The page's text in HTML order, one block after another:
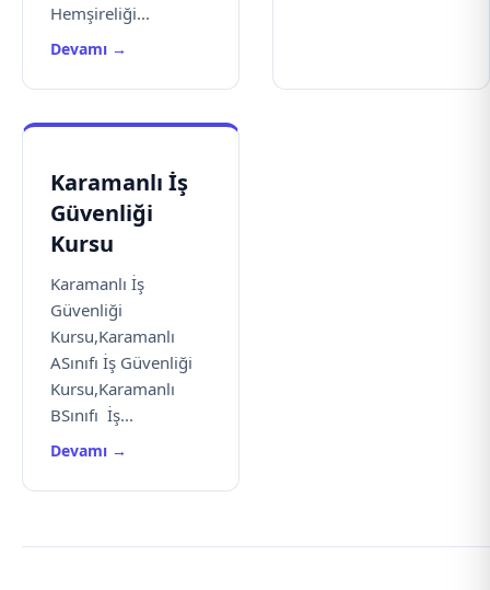
Hemşireliği...
Devamı →
Karamanlı İş
Güvenliği
Kursu
Karamanlı İş
Güvenliği
Kursu,Karamanlı
ASınıfı İş Güvenliği
Kursu,Karamanlı
BSınıfı İş...
Devamı →